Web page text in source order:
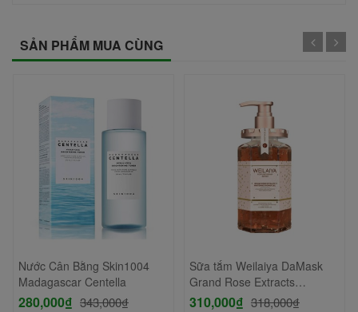
SẢN PHẨM MUA CÙNG
Nước Cân Bằng Skin1004
Madagascar Centella
280,000₫ 343,000₫
Sữa tắm Weilaiya DaMask
Grand Rose Extracts
Whitening Shower Gel 450ml
310,000₫ 318,000₫